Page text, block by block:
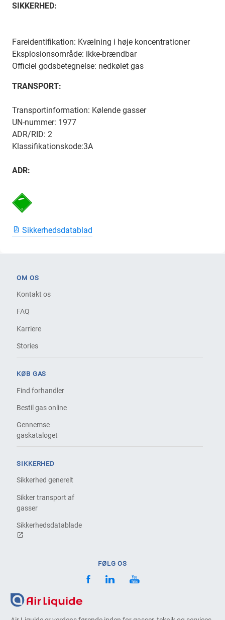
SIKKERHED:
Fareidentifikation: Kvælning i høje koncentrationer
Eksplosionsområde: ikke-brændbar
Officiel godsbetegnelse: nedkølet gas
TRANSPORT:
Transportinformation: Kølende gasser
UN-nummer: 1977
ADR/RID: 2
Klassifikationskode:3A
ADR:
Sikkerhedsdatablad
OM OS
Kontakt os
FAQ
Karriere
Stories
KØB GAS
Find forhandler
Bestil gas online
Gennemse
gaskataloget
SIKKERHED
Sikkerhed generelt
Sikker transport af
gasser
Sikkerhedsdatablade
FØLG OS